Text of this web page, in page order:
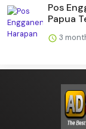
Pos
Papua
3